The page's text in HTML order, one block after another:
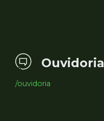
Ouvidoria
/ouvidoria